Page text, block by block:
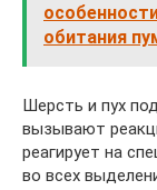
обитания
Шерсть и пух
вызывают
реагирует на
во всех